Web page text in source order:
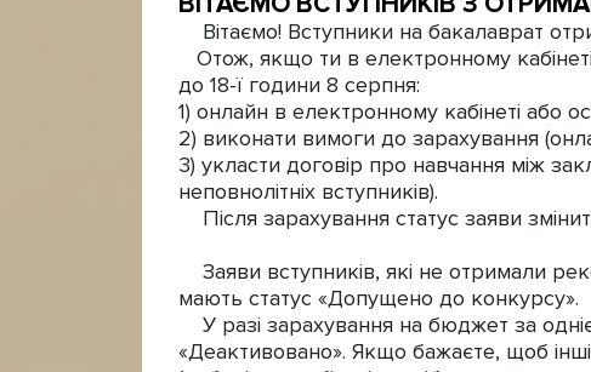
Вітаємо! Вступники на бакалаврат
Отож, якщо ти в електронному
до 18-ї години 8 серпня:
1) онлайн в електронному кабінеті або
2) виконати вимоги до зарахування
3) укласти договір про навчання між
неповнолітніх вступників).
Після зарахування статус заяви
Заяви вступників, які не отримали
мають статус «Допущено до конкурсу».
У разі зарахування на бюджет за
«Деактивовано». Якщо бажаєте, щоб інші